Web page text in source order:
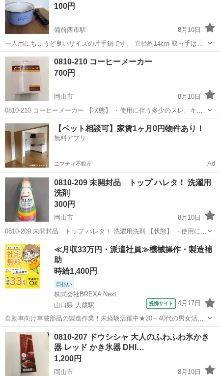
100円
備前西市駅
8月10日
一人用にちょうど良いサイズの片手鍋です。 直径約14cm 取っ手は着
脱できますが、取っ手部分が鍋よりも重く、鍋に何も入れてないと2枚
目の写真のようになります。
岡山 岡山市
0810-210 コーヒーメーカー
700円
岡山市
8月10日
0810-210 コーヒーメーカー 【状態】 ・使用に伴う多少のスレ、キ
ズ、落としきれない汚れなどございます ・詳細は現地でご確認くださ
い ・お値引きは出来かねますのでご了承願います ※中古品のため、状
態に...
岡山 岡山市 調理器具 現地
【ペット相談可】家賃1ヶ月0円物件あり！
無料アプリ
ニフティ不動産 Ad
0810-209 未開封品 トップ ハレタ！ 洗濯用
洗剤
300円
岡山市
8月10日
0810-209 未開封品 トップ ハレタ！ 洗濯用洗剤 【状態】 ・使用に伴
う多少のスレ、キズ、落としきれない汚れなどございます ・詳細は現
地でご確認ください ・お値引きは出来かねますのでご了承願います ...
岡山 岡山市 洗濯用品 現地
≪月収33万円・派遣社員≫機械操作・製造補
助
時給1,400円
日払い
株式会社BREXA Next
山口県 大歳駅
提携サイト 4月17日
自動車向け車載部品の製造作業！未経験活躍中★20～40代の男女活躍
中！友達同士での応募OK！備品付きワンルーム寮費無料！赴任旅費会
社負担！生活支援物資事前対応可◎格安食堂利用可！年間休日135日
♪《山口県山口市》 人気の工...
山口 山口市 その他
0810-207 ドウシシャ 大人のふわふわ氷かき
器 レッド かき氷器 DHI…
1,200円
岡山市
8月10日